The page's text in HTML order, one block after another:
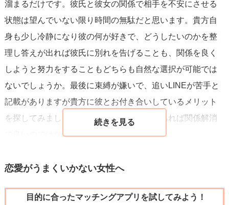
溜まるだけです。彼氏と彼女の関係で相手を不安にさせる
状態は望んでいない限り時間の無駄だと思います。貴方自
身も少し冷静になり彼の何が好きで、どうしたいのかを整
理し答えが出れば彼氏に別れを告げることも、関係を良く
しようと努力をすることもどちらも自然な選択が可能では
ないでしょうか。最後に束縛が嫌いで、追いLINEが苦手と
記載がありますが貴方に彼とお付き合いしているメリット
を探してみましょう。メリットがないのであれば関係解消
で良いのではないでしょうか。
恋愛がうまくいかない女性へ
目的に合ったマッチングアプリを試してみよう！